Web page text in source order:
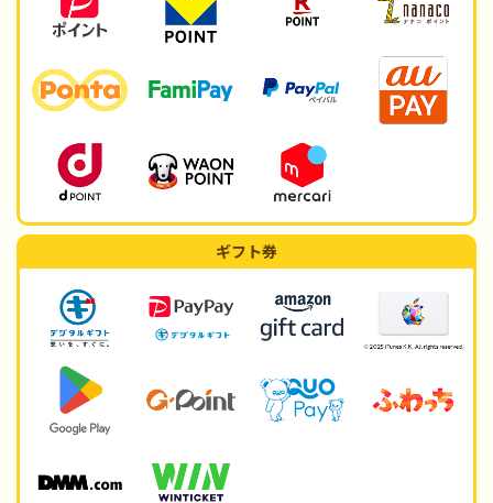
ギフト券